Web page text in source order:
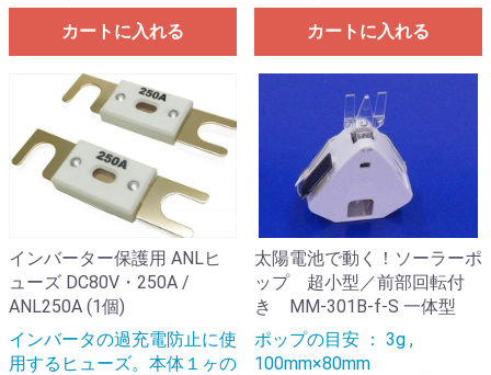
カートに入れる カートに入れる
インバーター保護用 ANLヒ
ューズ DC80V・250A /
ANL250A (1個)
インバータの過充電防止に使
用するヒューズ。本体１ヶの
太陽電池で動く！ソーラーポ
ップ 超小型／前部回転付
き MM-301B-f-S 一体型
ポップの目安 ： 3g ,
100mm×80mm